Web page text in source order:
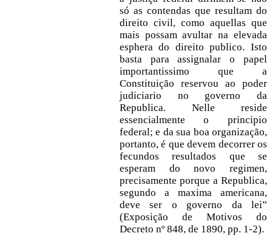
só as contendas que resultam do
direito civil, como aquellas que
mais possam avultar na elevada
esphera do direito publico. Isto
basta para assignalar o papel
importantissimo que a
Constituição reservou ao poder
judiciario no governo da
Republica. Nelle reside
essencialmente o principio
federal; e da sua boa organização,
portanto, é que devem decorrer os
fecundos resultados que se
esperam do novo regimen,
precisamente porque a Republica,
segundo a maxima americana,
deve ser o governo da lei”
(Exposição de Motivos do
Decreto nº 848, de 1890, pp. 1-2).